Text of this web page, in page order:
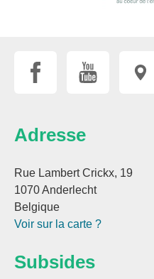
Adresse
Rue Lambert Crickx, 19
1070 Anderlecht
Belgique
Voir sur la carte ?
Subsides